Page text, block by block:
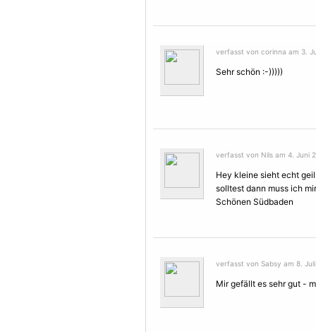
verfasst von corinna am 3.
Sehr schön :-)))))
verfasst von Nils am 4. Juni
Hey kleine sieht echt
solltest dann muss ich
Schönen Südbaden
verfasst von Sabsy am 8.
Mir gefällt es sehr gut -